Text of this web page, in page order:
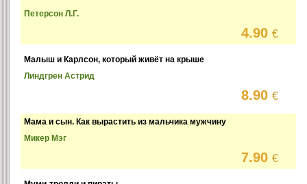
Петерсон Л.Г.
4.90€
Малыш и Карлсон, который живёт на крыше
Линдгрен Астрид
8.90€
Мама и сын. Как вырастить из мальчика мужчину
Микер Мэг
7.90€